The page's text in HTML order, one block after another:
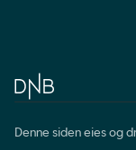
Denne siden eies og